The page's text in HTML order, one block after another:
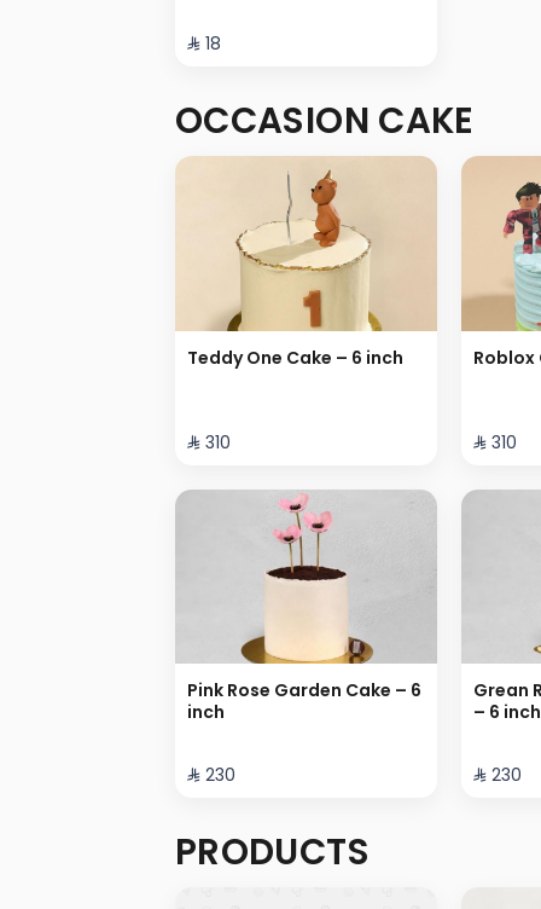
⁨⁦‪‬ 18⁩
OCCASION CAKE
Teddy One Cake – 6 inch
⁨⁦‪‬ 310⁩
Roblox
⁨⁦‪‬ 310⁩
Pink Rose Garden Cake – 6
inch
⁨⁦‪‬ 230⁩
Grean
– 6 inch
⁨⁦‪‬ 230⁩
PRODUCTS